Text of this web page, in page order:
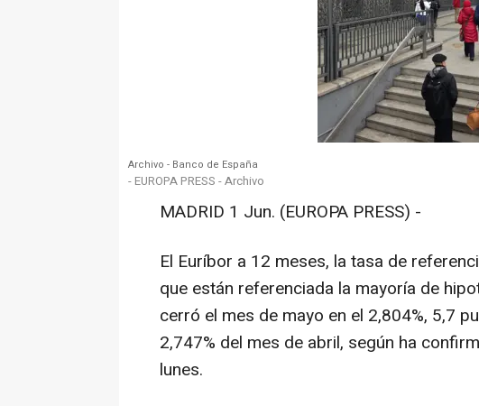
Archivo - Banco de España
- EUROPA PRESS - Archivo
MADRID 1 Jun. (EUROPA PRESS) -
El Euríbor a 12 meses, la tasa de
que están referenciada la mayoría de
cerró el mes de mayo en el 2,804%, 5,7
2,747% del mes de abril, según ha
lunes.